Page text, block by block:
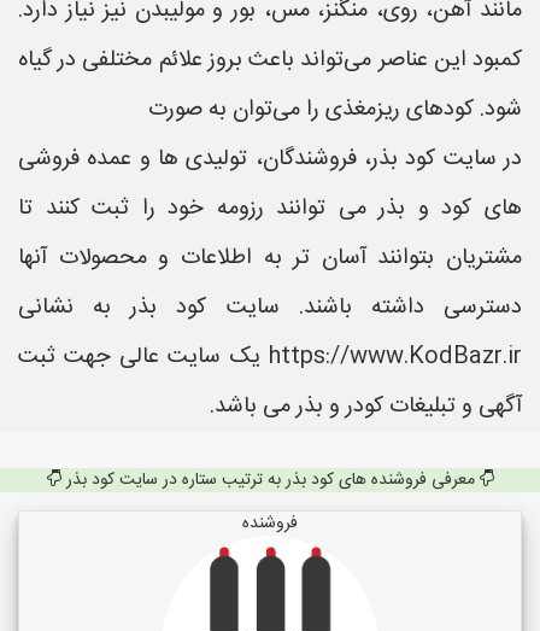
مانند آهن، روی، منگنز، مس، بور و مولیبدن نیز نیاز دارد.
کمبود این عناصر می‌تواند باعث بروز علائم مختلفی در گیاه
شود. کودهای ریزمغذی را می‌توان به صورت
در سایت کود بذر، فروشندگان، تولیدی ها و عمده فروشی
های کود و بذر می توانند رزومه خود را ثبت کنند تا
مشتریان بتوانند آسان تر به اطلاعات و محصولات آنها
دسترسی داشته باشند. سایت کود بذر به نشانی
https://www.KodBazr.ir یک سایت عالی جهت ثبت
آگهی و تبلیغات کودر و بذر می باشد.
معرفی فروشنده های کود بذر به ترتیب ستاره در سایت کود بذر
فروشنده